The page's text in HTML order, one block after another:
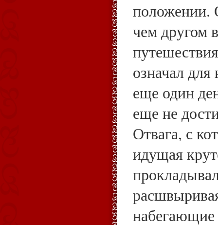
положении.
чем другом
означал для
еще один
еще не
Отвага, с
идущая